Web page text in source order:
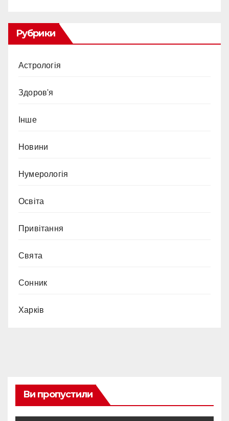
Рубрики
Астрологія
Здоров'я
Інше
Новини
Нумерологія
Освіта
Привітання
Свята
Сонник
Харків
Ви пропустили